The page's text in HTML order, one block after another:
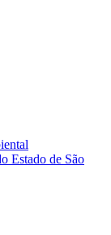
Estado de São